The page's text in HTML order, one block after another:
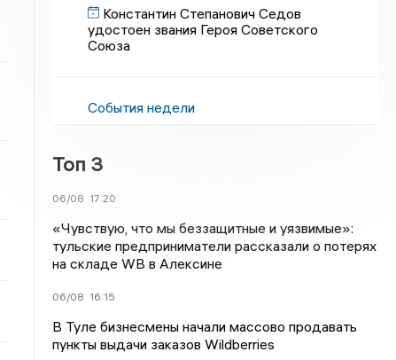
Константин Степанович Седов
удостоен звания Героя Советского
Союза
События недели
Топ 3
06/08 17:20
«Чувствую, что мы беззащитные и уязвимые»:
тульские предприниматели рассказали о потерях
на складе WB в Алексине
06/08 16:15
В Туле бизнесмены начали массово продавать
пункты выдачи заказов Wildberries